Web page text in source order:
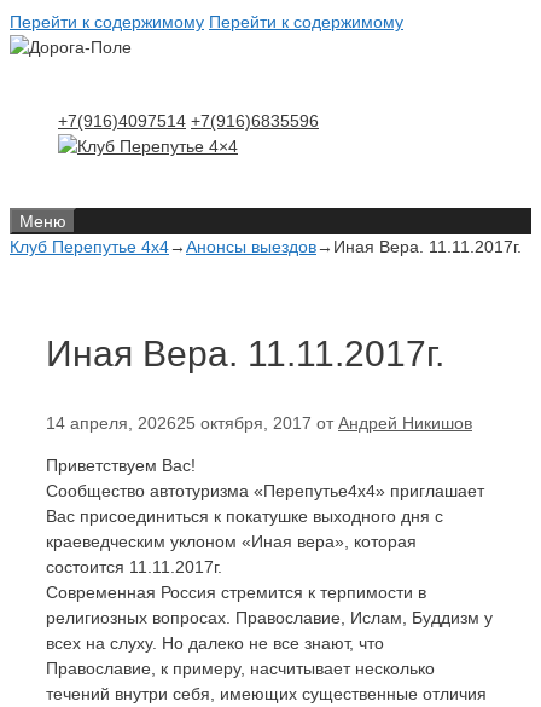
Перейти к содержимому Перейти к содержимому
+7(916)4097514 +7(916)6835596
Меню
Клуб Перепутье 4x4→Анонсы выездов→ Иная Вера. 11.11.2017г.
Иная Вера. 11.11.2017г.
14 апреля, 202625 октября, 2017 отАндрей Никишов
Приветствуем Вас!
Сообщество автотуризма «Перепутье4х4» приглашает
Вас присоединиться к покатушке выходного дня с
краеведческим уклоном «Иная вера», которая
состоится 11.11.2017г.
Современная Россия стремится к терпимости в
религиозных вопросах. Православие, Ислам, Буддизм у
всех на слуху. Но далеко не все знают, что
Православие, к примеру, насчитывает несколько
течений внутри себя, имеющих существенные отличия